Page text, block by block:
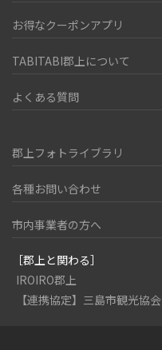
お得なクーポンアプリ
TABITABI郡上について
よくある質問
郡上フォトライブラリ
各種お問い合わせ
市内事業者の方へ
［郡上と関わる］
IROIRO郡上
【連携協定】三島市観光協会